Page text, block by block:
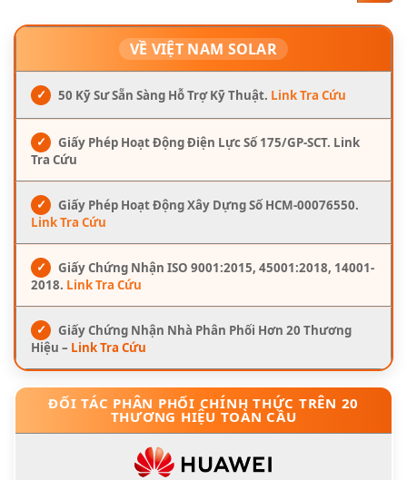
VỀ VIỆT NAM SOLAR
✓ 50 Kỹ Sư Sẵn Sàng Hỗ Trợ Kỹ Thuật. Link Tra Cứu
✓
Giấy Phép Hoạt Động Điện Lực Số 175/GP-SCT. Link
Tra Cứu
✓
Giấy Phép Hoạt Động Xây Dựng Số HCM-00076550.
Link Tra Cứu
✓
Giấy Chứng Nhận ISO 9001:2015, 45001:2018, 14001-
2018. Link Tra Cứu
✓
Giấy Chứng Nhận Nhà Phân Phối Hơn 20 Thương
Hiệu – Link Tra Cứu
ĐỐI TÁC PHÂN PHỐI CHÍNH THỨC TRÊN 20
THƯƠNG HIỆU TOÀN CẦU